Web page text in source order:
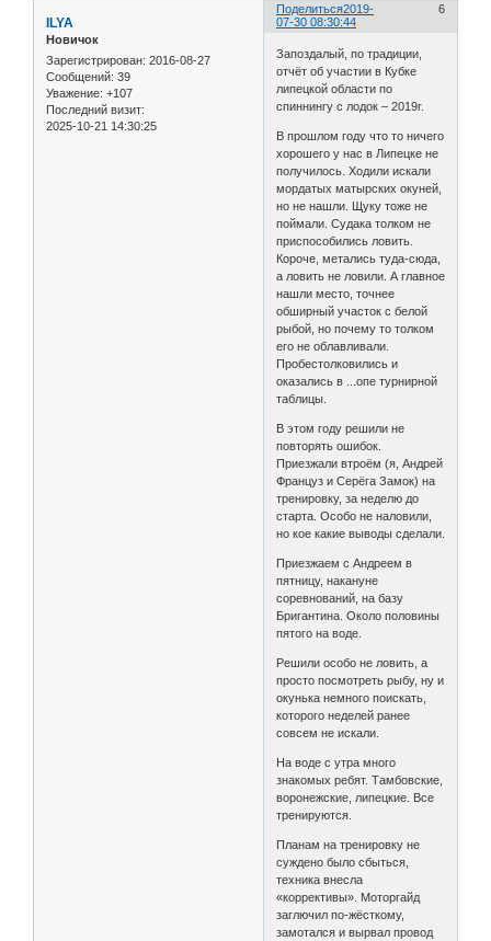
Поделиться 6
2019-
07-30 08:30:44
ILYA
Новичок
Зарегистрирован: 2016-08-27
Сообщений: 39
Уважение: +107
Последний визит:
2025-10-21 14:30:25
Запоздалый, по традиции,
отчёт об участии в Кубке
липецкой области по
спиннингу с лодок – 2019г.
В прошлом году что то ничего
хорошего у нас в Липецке не
получилось. Ходили искали
мордатых матырских окуней,
но не нашли. Щуку тоже не
поймали. Судака толком не
приспособились ловить.
Короче, метались туда-сюда,
а ловить не ловили. А главное
нашли место, точнее
обширный участок с белой
рыбой, но почему то толком
его не облавливали.
Пробестолковились и
оказались в ...опе турнирной
таблицы.
В этом году решили не
повторять ошибок.
Приезжали втроём (я, Андрей
Француз и Серёга Замок) на
тренировку, за неделю до
старта. Особо не наловили,
но кое какие выводы сделали.
Приезжаем с Андреем в
пятницу, накануне
соревнований, на базу
Бригантина. Около половины
пятого на воде.
Решили особо не ловить, а
просто посмотреть рыбу, ну и
окунька немного поискать,
которого неделей ранее
совсем не искали.
На воде с утра много
знакомых ребят. Тамбовские,
воронежские, липецкие. Все
тренируются.
Планам на тренировку не
суждено было сбыться,
техника внесла
«коррективы». Моторгайд
заглючил по-жёсткому,
замотался и вырвал провод